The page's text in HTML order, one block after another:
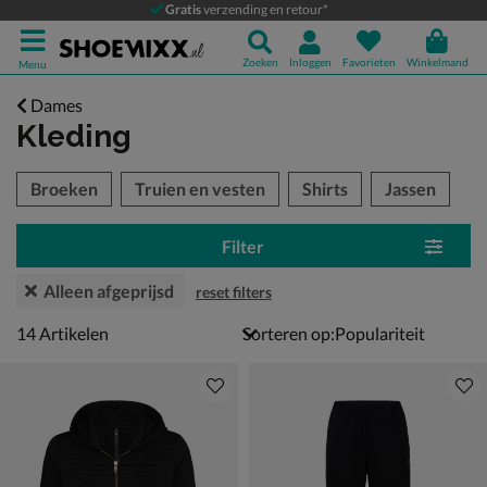
Gratisverzending en retour*
Menu Zoeken Inloggen Favorieten Winkelmand
Dames
Kleding
over
Broeken Truien en vesten Shirts Jassen
Filter
Alleen afgeprijsd reset filters
14 artikelen
14Artikelen Sorteren op: